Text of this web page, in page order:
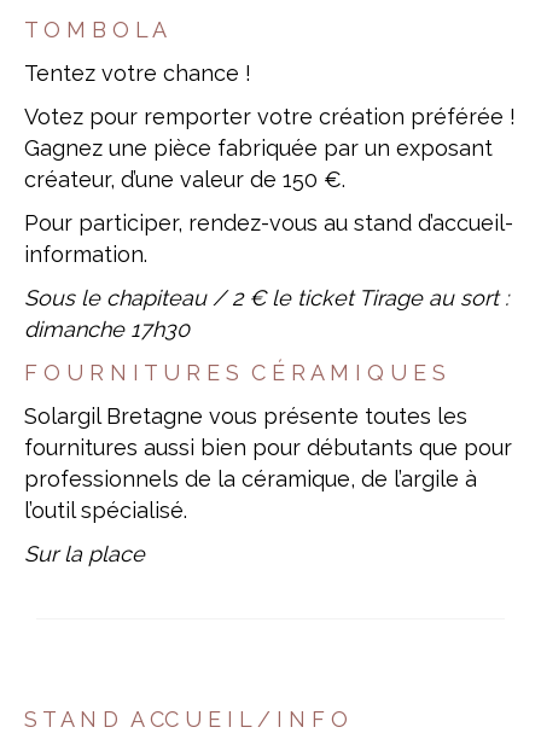
T O M B O L A
Tentez votre chance !
Votez pour remporter votre création préférée !
Gagnez une pièce fabriquée par un exposant
créateur, d’une valeur de 150 €.
Pour participer, rendez-vous au stand d’accueil-
information.
Sous le chapiteau / 2 € le ticket Tirage au sort :
dimanche 17h30
F O U R N I T U R E S C É R A M I Q U E S
Solargil Bretagne vous présente toutes les
fournitures aussi bien pour débutants que pour
professionnels de la céramique, de l’argile à
l’outil spécialisé.
Sur la place
S T A N D A CC U E I L / I N F O